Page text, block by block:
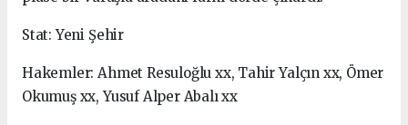
Stat: Yeni Şehir
Hakemler: Ahmet Resuloğlu xx, Tahir Yalçın xx, Ömer
Okumuş xx, Yusuf Alper Abalı xx